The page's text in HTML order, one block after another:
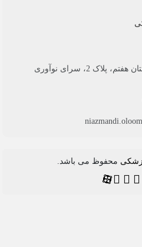
تهران پاسداران، خیابان بهستان هفتم، پلاک 2، سرای نوآوری
محفوظ می باشد.